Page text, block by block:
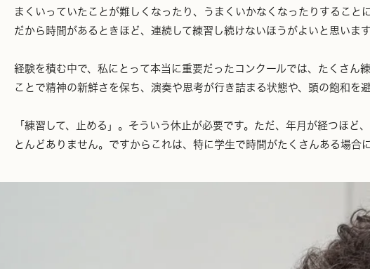
まくいっていたことが難しくなったり、うまくいかなくなったりすること
だから時間があるときほど、連続して練習し続けないほうがよいと思います
経験を積む中で、私にとって本当に重要だったコンクールでは、たくさ
ことで精神の新鮮さを保ち、演奏や思考が行き詰まる状態や、頭の飽和を
「練習して、止める」。そういう休止が必要です。ただ、年月が経つほ
とんどありません。ですからこれは、特に学生で時間がたくさんある場合